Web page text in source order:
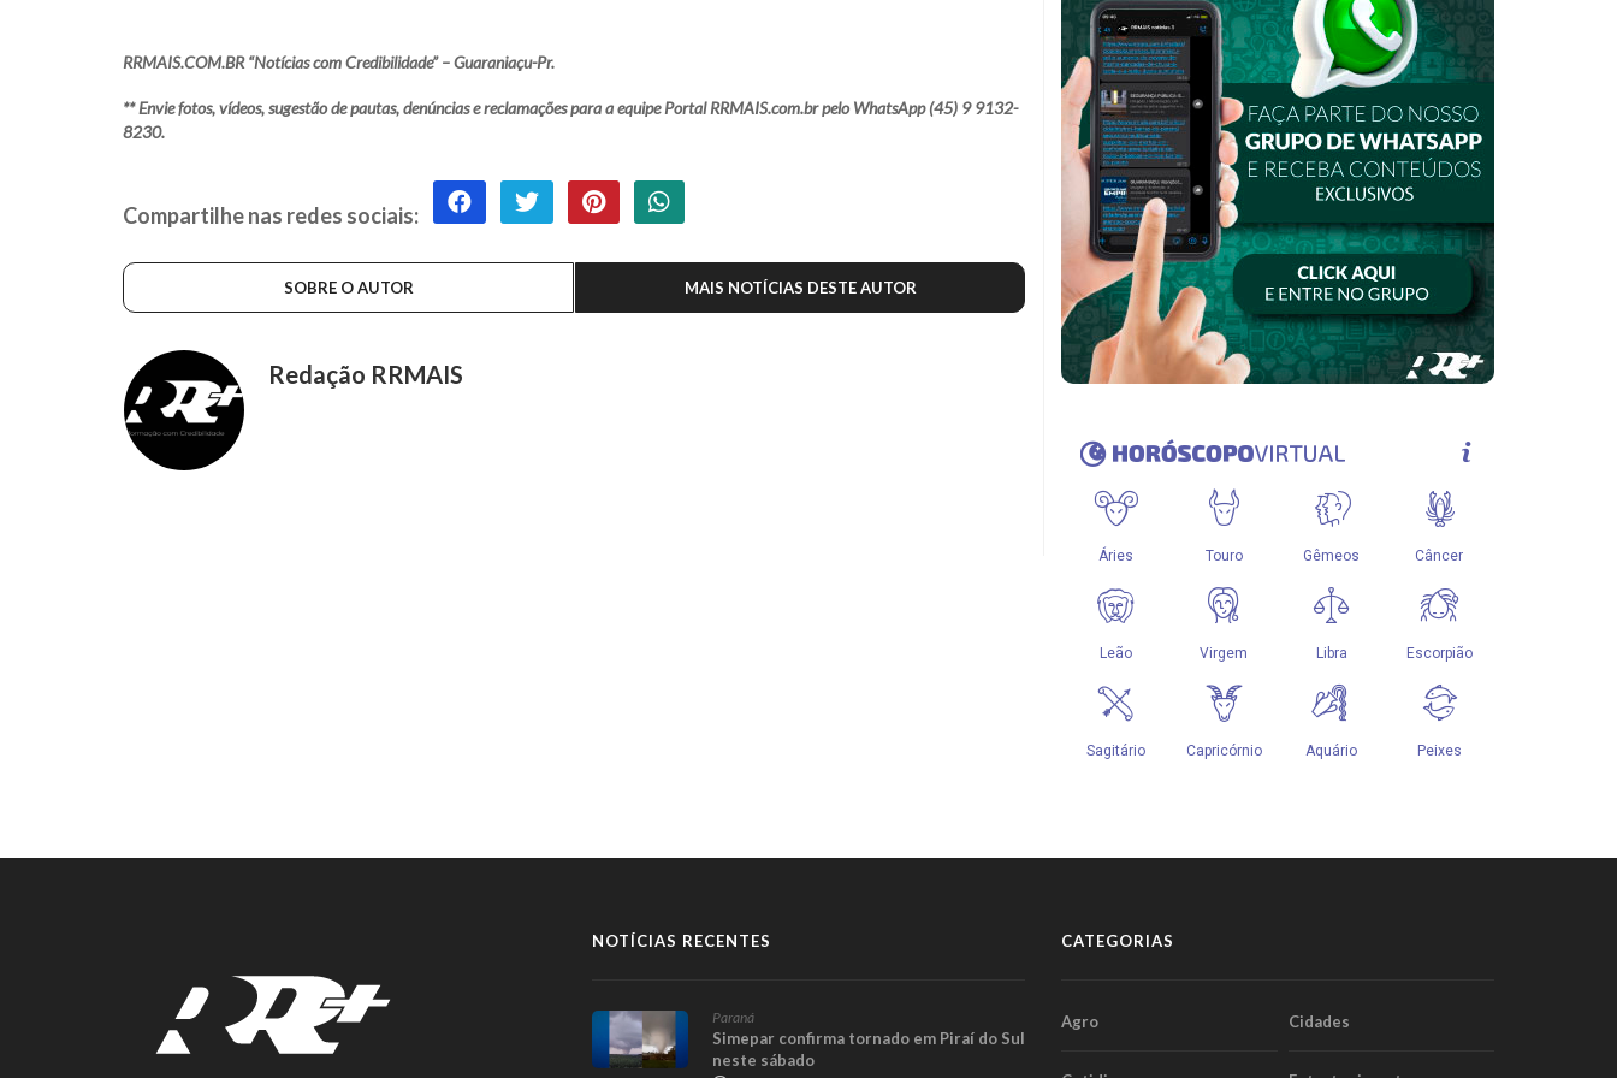
RRMAIS.COM.BR “Notícias com Credibilidade” – Guaraniaçu-Pr.
** Envie fotos, vídeos, sugestão de pautas, denúncias e reclamações para a equipe Portal RRMAIS.com.br pelo WhatsApp (45) 9 9132-
8230.
Compartilhe nas redes sociais:
SOBRE O AUTOR MAIS NOTÍCIAS DESTE AUTOR
Redação RRMAIS
NOTÍCIAS RECENTES
Paraná
Simepar confirma tornado em Piraí do Sul
neste sábado
CATEGORIAS
Agro Cidades